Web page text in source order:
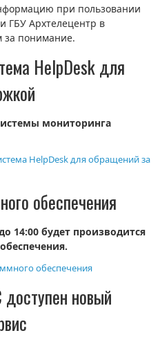
при пользовании
ГБУ Архтелецентр в
за понимание.
HelpDesk для
мониторинга
HelpDesk для обращений за
обеспечения
14:00 будет производится
обеспечения
новый